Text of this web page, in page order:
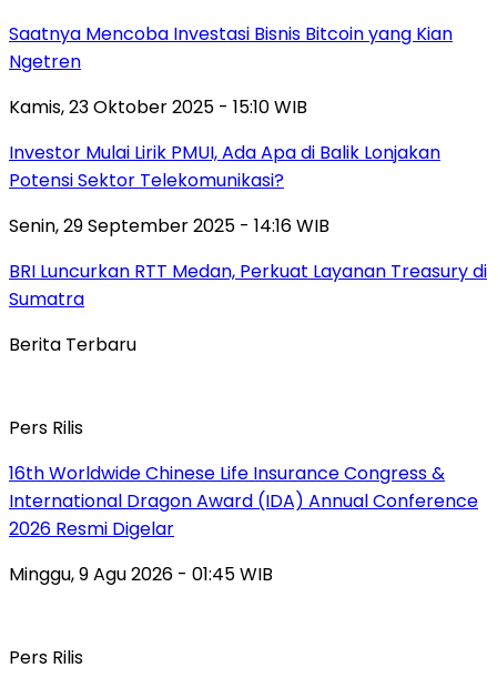
Saatnya Mencoba Investasi Bisnis Bitcoin yang Kian
Ngetren
Kamis, 23 Oktober 2025 - 15:10 WIB
Investor Mulai Lirik PMUI, Ada Apa di Balik Lonjakan
Potensi Sektor Telekomunikasi?
Senin, 29 September 2025 - 14:16 WIB
BRI Luncurkan RTT Medan, Perkuat Layanan Treasury di
Sumatra
Berita Terbaru
Pers Rilis
16th Worldwide Chinese Life Insurance Congress &
International Dragon Award (IDA) Annual Conference
2026 Resmi Digelar
Minggu, 9 Agu 2026 - 01:45 WIB
Pers Rilis